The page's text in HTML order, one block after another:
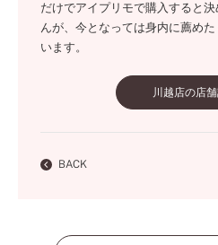
だけでアイプリモで購入すると
んが、今となっては身内に薦め
います。
川越店の店
BACK